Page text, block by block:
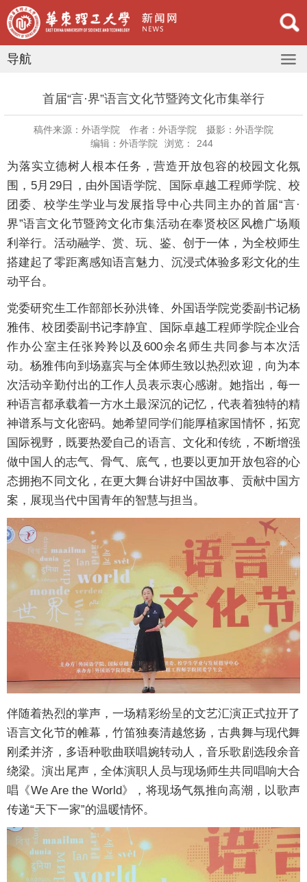
导航
首届“言·界”语言文化节暨跨文化市集举行
稿件来源：外语学院 作者：外语学院
摄影：外语学院
编辑：外语学院
浏览： 244
为落实立德树人根本任务，营造开放包容的校园文化氛
围，5月29日，由外国语学院、国际卓越工程师学院、校
团委、校学生学业与发展指导中心共同主办的首届“言·
界”语言文化节暨跨文化市集活动在奉贤校区风檐广场顺
利举行。活动融学、赏、玩、鉴、创于一体，为全校师生
搭建起了零距离感知语言魅力、沉浸式体验多彩文化的生
动平台。
党委研究生工作部部长孙洪锋、外国语学院党委副书记杨
雅伟、校团委副书记李静宜、国际卓越工程师学院企业合
作办公室主任张羚羚以及600余名师生共同参与本次活
动。杨雅伟向到场嘉宾与全体师生致以热烈欢迎，向为本
次活动辛勤付出的工作人员表示衷心感谢。她指出，每一
种语言都承载着一方水土最深沉的记忆，代表着独特的精
神谱系与文化密码。她希望同学们能厚植家国情怀，拓宽
国际视野，既要热爱自己的语言、文化和传统，不断增强
做中国人的志气、骨气、底气，也要以更加开放包容的心
态拥抱不同文化，在更大舞台讲好中国故事、贡献中国方
案，展现当代中国青年的智慧与担当。
伴随着热烈的掌声，一场精彩纷呈的文艺汇演正式拉开了
语言文化节的帷幕，竹笛独奏清越悠扬，古典舞与现代舞
刚柔并济，多语种歌曲联唱婉转动人，音乐歌剧选段余音
绕梁。演出尾声，全体演职人员与现场师生共同唱响大合
唱《We Are the World》，将现场气氛推向高潮，以歌声
传递“天下一家”的温暖情怀。